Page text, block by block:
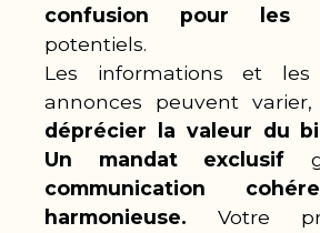
confusion pour les
potentiels.
Les informations et
annonces peuvent
déprécier la valeur du
Un mandat exclusif
communication
harmonieuse. Votre